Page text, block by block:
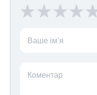
Ваше ім’я
Коментар